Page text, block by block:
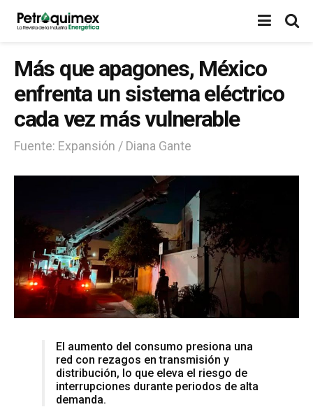
Más que apagones, México
enfrenta un sistema eléctrico
cada vez más vulnerable
Fuente: Expansión / Diana Gante
El aumento del consumo presiona una
red con rezagos en transmisión y
distribución, lo que eleva el riesgo de
interrupciones durante periodos de alta
demanda.